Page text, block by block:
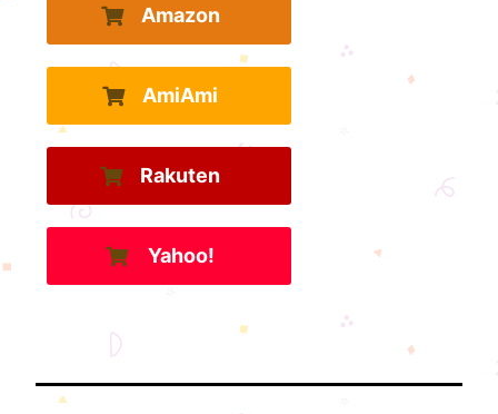
Amazon
AmiAmi
Rakuten
Yahoo!